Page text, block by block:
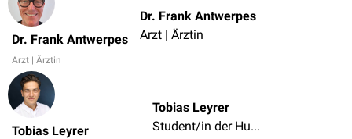
Dr. Frank Antwerpes
Arzt | Ärztin
Dr. Frank Antwerpes
Arzt | Ärztin
Tobias Leyrer
Tobias Leyrer
Student/in der Humanmedizin